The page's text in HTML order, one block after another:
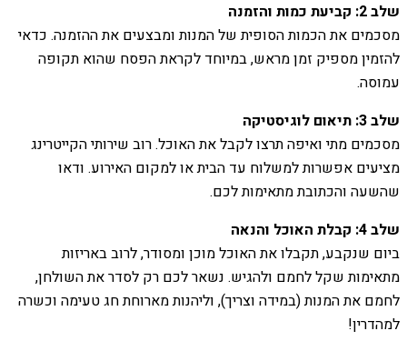
שלב 2: קביעת כמות והזמנה
מסכמים את הכמות הסופית של המנות ומבצעים את ההזמנה. כדאי
להזמין מספיק זמן מראש, במיוחד לקראת הפסח שהוא תקופה
עמוסה.
שלב 3: תיאום לוגיסטיקה
מסכמים מתי ואיפה תרצו לקבל את האוכל. רוב שירותי הקייטרינג
מציעים אפשרות למשלוח עד הבית או למקום האירוע. ודאו
שהשעה והכתובת מתאימות לכם.
שלב 4: קבלת האוכל והנאה
ביום שנקבע, תקבלו את האוכל מוכן ומסודר, לרוב באריזות
מתאימות שקל לחמם ולהגיש. נשאר לכם רק לסדר את השולחן,
לחמם את המנות (במידה וצריך), וליהנות מארוחת חג טעימה וכשרה
למהדרין!